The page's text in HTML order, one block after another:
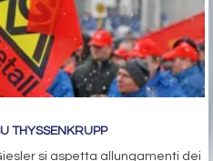
THYSSENKRUPP
si aspetta allungamenti dei